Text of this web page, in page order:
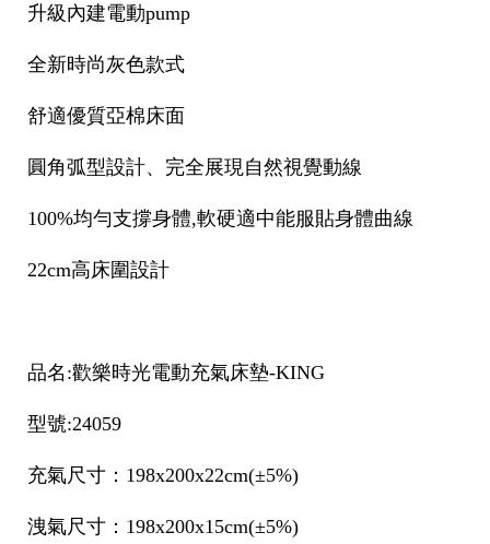
升級內建電動pump
全新時尚灰色款式
舒適優質亞棉床面
圓角弧型設計、完全展現自然視覺動線
100%均勻支撐身體,軟硬適中能服貼身體曲線
22cm高床圍設計
品名:歡樂時光電動充氣床墊-KING
型號:24059
充氣尺寸：198x200x22cm(±5%)
洩氣尺寸：198x200x15cm(±5%)